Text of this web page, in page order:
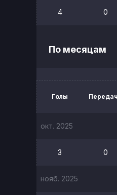
4 0
По месяцам
Голы
окт. 2025
3 0
нояб. 2025